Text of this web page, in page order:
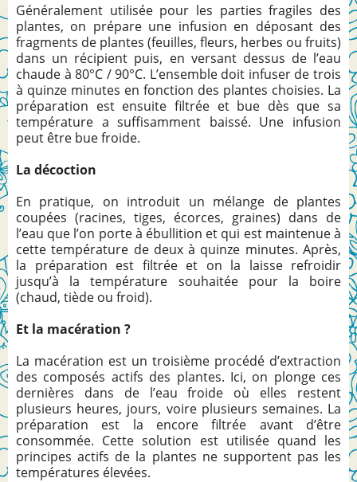
Généralement utilisée pour les parties fragiles des
plantes, on prépare une infusion en déposant des
fragments de plantes (feuilles, fleurs, herbes ou fruits)
dans un récipient puis, en versant dessus de l’eau
chaude à 80°C / 90°C. L’ensemble doit infuser de trois
à quinze minutes en fonction des plantes choisies. La
préparation est ensuite filtrée et bue dès que sa
température a suffisamment baissé. Une infusion
peut être bue froide.
La décoction
En pratique, on introduit un mélange de plantes
coupées (racines, tiges, écorces, graines) dans de
l’eau que l’on porte à ébullition et qui est maintenue à
cette température de deux à quinze minutes. Après,
la préparation est filtrée et on la laisse refroidir
jusqu’à la température souhaitée pour la boire
(chaud, tiède ou froid).
Et la macération ?
La macération est un troisième procédé d’extraction
des composés actifs des plantes. Ici, on plonge ces
dernières dans de l’eau froide où elles restent
plusieurs heures, jours, voire plusieurs semaines. La
préparation est la encore filtrée avant d’être
consommée. Cette solution est utilisée quand les
principes actifs de la plantes ne supportent pas les
températures élevées.